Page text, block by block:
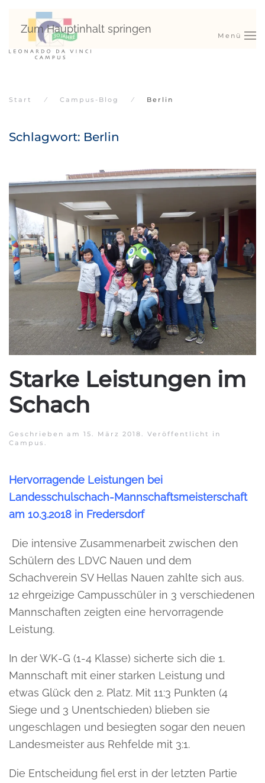
Zum Hauptinhalt springen
Menü
Start Campus-Blog Berlin
Schlagwort: Berlin
Starke Leistungen im
Schach
Geschrieben am 15. März 2018
. Veröffentlicht in
Campus
Hervorragende Leistungen bei
Landesschulschach-Mannschaftsmeisterschaft
am 10.3.2018 in Fredersdorf
Die intensive Zusammenarbeit zwischen den
Schülern des LDVC Nauen und dem
Schachverein SV Hellas Nauen zahlte sich aus.
12 ehrgeizige Campusschüler in 3 verschiedenen
Mannschaften zeigten eine hervorragende
Leistung.
In der WK-G (1-4 Klasse) sicherte sich die 1.
Mannschaft mit einer starken Leistung und
etwas Glück den 2. Platz. Mit 11:3 Punkten (4
Siege und 3 Unentschieden) blieben sie
ungeschlagen und besiegten sogar den neuen
Landesmeister aus Rehfelde mit 3:1.
Die Entscheidung fiel erst in der letzten Partie